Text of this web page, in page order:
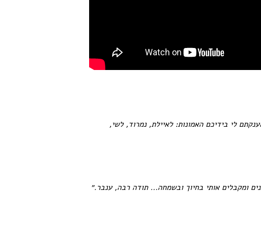
לי בידיכם האמונות: לאיילת, נמרוד, לשי,
ומקבלים אותי בחיוך ובשמחה... תודה רבה, ענבר.״